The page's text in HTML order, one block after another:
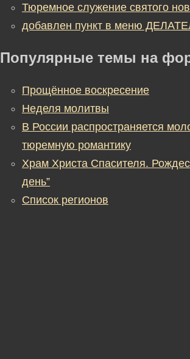
Тюремное служение святого
добавлен пункт в меню
Популярные темы на
Прощённое воскресение
Неделя молитвы
В России распространяется
тюремную романтику
Храм Христа Спасителя.
день”
Список регионов